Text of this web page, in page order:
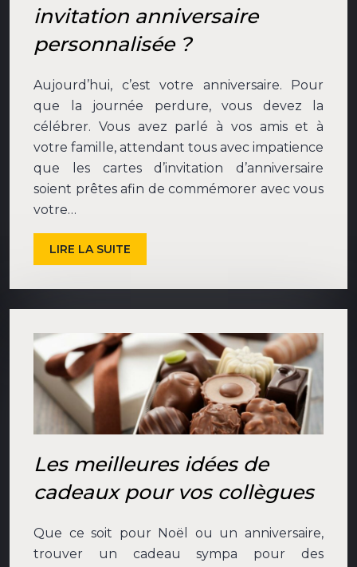
invitation anniversaire
personnalisée ?
Aujourd’hui, c’est votre anniversaire. Pour
que la journée perdure, vous devez la
célébrer. Vous avez parlé à vos amis et à
votre famille, attendant tous avec impatience
que les cartes d’invitation d’anniversaire
soient prêtes afin de commémorer avec vous
votre…
LIRE LA SUITE
Les meilleures idées de
cadeaux pour vos collègues
Que ce soit pour Noël ou un anniversaire,
trouver un cadeau sympa pour des